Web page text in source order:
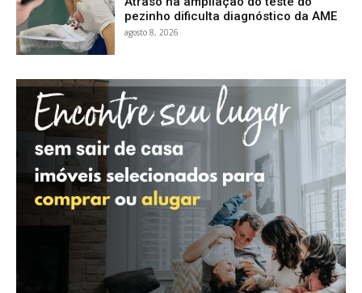
pezinho dificulta diagnóstico da AME
agosto 8, 2026